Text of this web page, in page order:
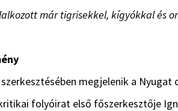
már tigrisekkel, kígyókkal és
megjelenik a
folyóirat első főszerkesztője